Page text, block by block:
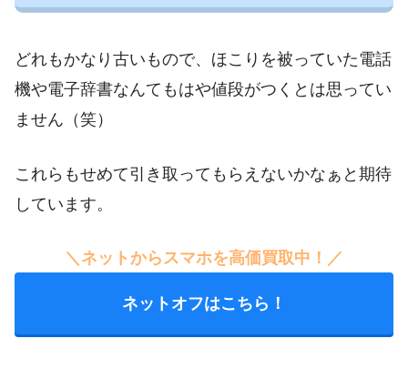
どれもかなり古いもので、ほこりを被っていた電話
機や電子辞書なんてもはや値段がつくとは思ってい
ません（笑）
これらもせめて引き取ってもらえないかなぁと期待
しています。
＼ネットからスマホを高価買取中！／
ネットオフはこちら！